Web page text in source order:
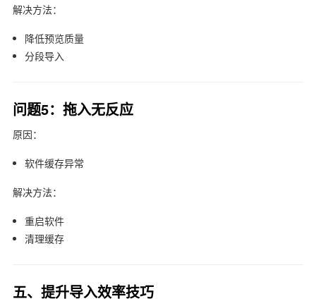
解决方法：
降低预览质量
分段导入
问题5：拖入无反应
原因：
软件缓存异常
解决方法：
重启软件
清理缓存
五、提升导入效率技巧